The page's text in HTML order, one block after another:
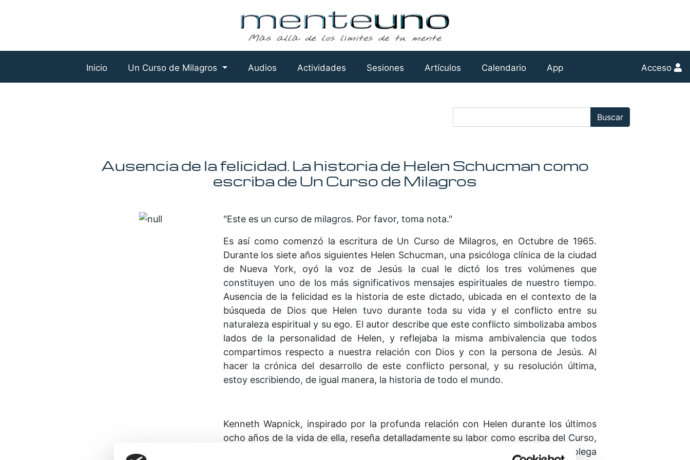
Inicio Un Curso de Milagros Audios Actividades Sesiones Artículos Calendario App Acceso
Buscar:
Buscar
Ausencia de la felicidad. La historia de Helen Schucman como
escriba de Un Curso de Milagros
"Este es un curso de milagros. Por favor, toma nota."
Es así como comenzó la escritura de Un Curso de Milagros, en Octubre de 1965.
Durante los siete años siguientes Helen Schucman, una psicóloga clínica de la ciudad
de Nueva York, oyó la voz de Jesús la cual le dictó los tres volúmenes que
constituyen uno de los más significativos mensajes espirituales de nuestro tiempo.
Ausencia de la felicidad es la historia de este dictado, ubicada en el contexto de la
búsqueda de Dios que Helen tuvo durante toda su vida y el conflicto entre su
naturaleza espiritual y su ego. El autor describe que este conflicto simbolizaba ambos
lados de la personalidad de Helen, y reflejaba la misma ambivalencia que todos
compartimos respecto a nuestra relación con Dios y con la persona de Jesús. Al
hacer la crónica del desarrollo de este conflicto personal, y su resolución última,
estoy escribiendo, de igual manera, la historia de todo el mundo.
Kenneth Wapnick, inspirado por la profunda relación con Helen durante los últimos
ocho años de la vida de ella, reseña detalladamente su labor como escriba del Curso,
sus experiencias con Jesús, y su relación con William Thetford, amigo íntimo, colega